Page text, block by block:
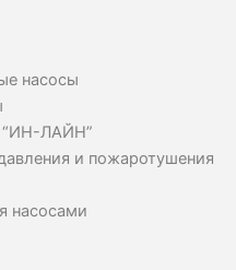
насосы
“ИН-ЛАЙН”
и пожаротушения
насосами